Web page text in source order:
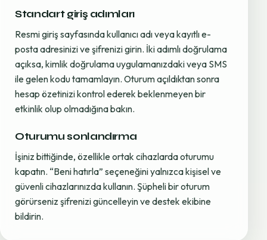
Standart giriş adımları
Resmi giriş sayfasında kullanıcı adı veya kayıtlı e-
posta adresinizi ve şifrenizi girin. İki adımlı doğrulama
açıksa, kimlik doğrulama uygulamanızdaki veya SMS
ile gelen kodu tamamlayın. Oturum açıldıktan sonra
hesap özetinizi kontrol ederek beklenmeyen bir
etkinlik olup olmadığına bakın.
Oturumu sonlandırma
İşiniz bittiğinde, özellikle ortak cihazlarda oturumu
kapatın. “Beni hatırla” seçeneğini yalnızca kişisel ve
güvenli cihazlarınızda kullanın. Şüpheli bir oturum
görürseniz şifrenizi güncelleyin ve destek ekibine
bildirin.